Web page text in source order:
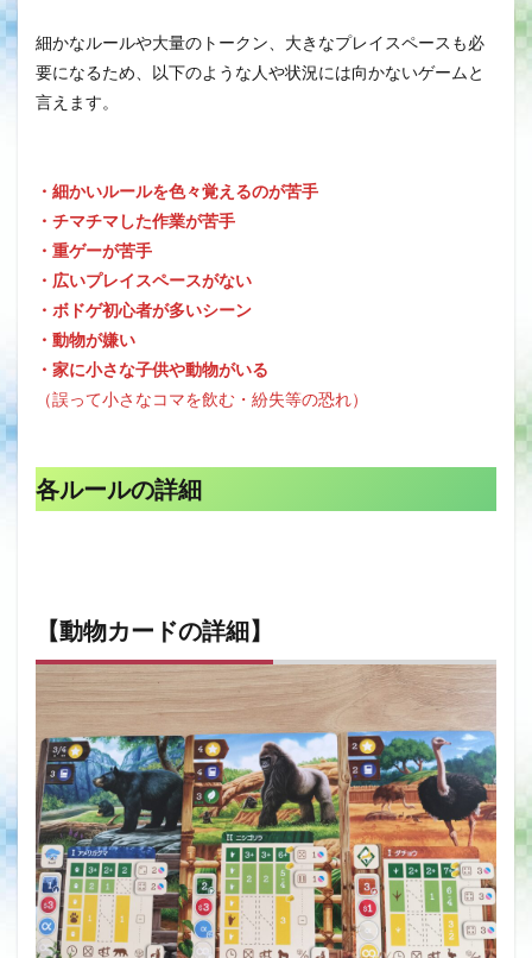
細かなルールや大量のトークン、大きなプレイスペースも必
要になるため、以下のような人や状況には向かないゲームと
言えます。
・細かいルールを色々覚えるのが苦手
・チマチマした作業が苦手
・重ゲーが苦手
・広いプレイスペースがない
・ボドゲ初心者が多いシーン
・動物が嫌い
・家に小さな子供や動物がいる
（誤って小さなコマを飲む・紛失等の恐れ）
各ルールの詳細
【動物カードの詳細】